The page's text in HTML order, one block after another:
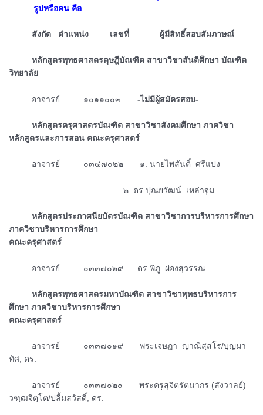
รูปหรือคน คือ
ᅠᅠᅠสังกัด ตำแหน่ง เลขที่ ผู้มีสิทธิ์สอบสัมภาษณ์
ᅠᅠᅠหลักสูตรพุทธศาสตรดุษฎีบัณฑิต สาขาวิชาสันติศึกษา บัณฑิต
วิทยาลัย
ᅠᅠᅠอาจารย์ ๑๐๑๑๐๐๓ -ไม่มีผู้สมัครสอบ-
ᅠᅠᅠหลักสูตรครุศาสตรบัณฑิต สาขาวิชาสังคมศึกษา ภาควิชา
หลักสูตรและการสอน คณะครุศาสตร์
ᅠᅠᅠอาจารย์ ๐๓๔๗๐๒๒ ๑. นายไพสันติ์ ศรีแปง
ᅠᅠᅠᅠᅠᅠᅠᅠᅠᅠᅠᅠᅠᅠᅠ๒. ดร.ปุณยวัฒน์ เหล่าจูม
ᅠᅠᅠหลักสูตรประกาศนียบัตรบัณฑิต สาขาวิชาการบริหารการศึกษา
ภาควิชาบริหารการศึกษา
คณะครุศาสตร์
ᅠᅠᅠอาจารย์ ๐๓๓๗๐๒๙ ดร.พิภู ผ่องสุวรรณ
ᅠᅠᅠหลักสูตรพุทธศาสตรมหาบัณฑิต สาขาวิชาพุทธบริหารการ
ศึกษา ภาควิชาบริหารการศึกษา
คณะครุศาสตร์
ᅠᅠᅠอาจารย์ ๐๓๓๗๐๑๙ พระเจษฎา ญาณิสฺสโร/บุญมา
ทัศ, ดร.
ᅠᅠᅠอาจารย์ ๐๓๓๗๐๒๐ พระครูสุจิตรัตนากร (สังวาลย์)
วฑฺฒจิตฺโต/ปลื้มสวัสดิ์, ดร.